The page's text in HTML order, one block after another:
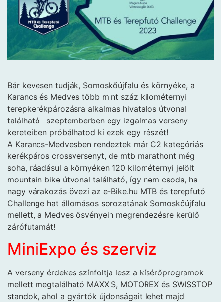
Bár kevesen tudják, Somoskőújfalu és környéke, a
Karancs és Medves több mint száz kilométernyi
terepkerékpározásra alkalmas hivatalos útvonal
található– szeptemberben egy izgalmas verseny
kereteiben próbálhatod ki ezek egy részét!
A Karancs-Medvesben rendeztek már C2 kategóriás
kerékpáros crossversenyt, de mtb marathont még
soha, ráadásul a környéken 120 kilométernyi jelölt
mountain bike útvonal található, így nem csoda, ha
nagy várakozás övezi az e-Bike.hu MTB és terepfutó
Challenge hat állomásos sorozatának Somoskőújfalu
mellett, a Medves ösvényein megrendezésre kerülő
zárófutamát!
MiniExpo és szerviz
A verseny érdekes színfoltja lesz a kísérőprogramok
mellett megtalálható MAXXIS, MOTOREX és SWISSTOP
standok, ahol a gyártók újdonságait lehet majd